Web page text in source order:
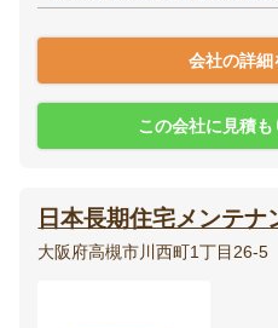
会社の詳細
この会社に見積
日本長期住宅メンテ
大阪府高槻市川西町1丁目26-5